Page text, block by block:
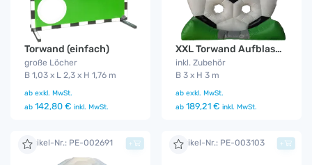
Torwand (einfach)
große Löcher
B 1,03 x L 2,3 x H 1,76 m
ab exkl. MwSt.
ab 142,80 € inkl. MwSt.
XXL Torwand Aufblasbar
inkl. Zubehör
B 3 x H 3 m
ab exkl. MwSt.
ab 189,21 € inkl. MwSt.
Artikel-Nr.: PE-002691 + Artikel-Nr.: PE-003103 +